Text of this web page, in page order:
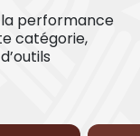
performance
catégorie,